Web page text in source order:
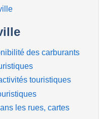
des carburants
touristiques
les rues, cartes